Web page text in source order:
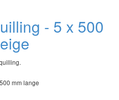
- 5 x 500
mm lange